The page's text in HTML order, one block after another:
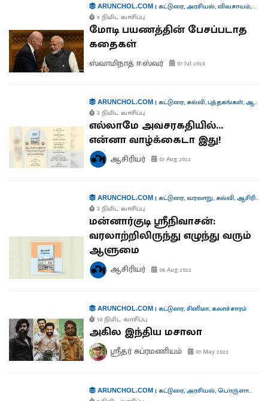
ARUNCHOL.COM| கட்டுரை,அரசியல்,விவசாயம்,
5 நிமிட வாசிப்பு
மோடி பயணத்தின் பேசப்படாத
கதைகள்
ஸ்வாமிநாத் ஈஸ்வர் 07 Jul 2023
ARUNCHOL.COM| கட்டுரை, கல்வி,புத்தகங்கள்,ஆசிரியரிடமிருந்து...
3 நிமிட வாசிப்பு
எல்லாமே அவசரகதியில்...
என்னா வாழ்க்கைடா இது!
ஆசிரியர் 07 Aug 2022
ARUNCHOL.COM| கட்டுரை, வரலாறு, கல்வி,ஆசிரியரிடமிருந்து...
3 நிமிட வாசிப்பு
மன்னார்குடி ஸ்ரீநிவாசன்:
வரலாற்றிலிருந்து எழுந்து வரும்
ஆளுமை
ஆசிரியர் 06 Aug 2022
ARUNCHOL.COM| கட்டுரை,சினிமா, கலாச்சாரம்
10 நிமிட வாசிப்பு
அகில இந்திய மசாலா
ஸ்ரீதர் சுப்ரமணியம் 07 May 2022
ARUNCHOL.COM| கட்டுரை,அரசியல்,பொருளாதாரம்